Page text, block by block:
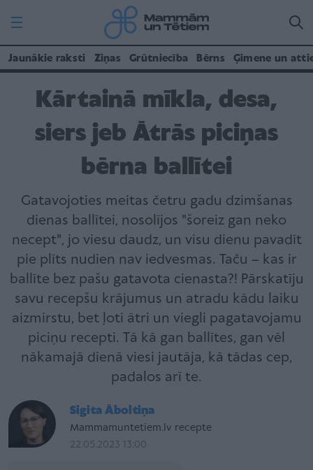
Jaunākie raksti Ziņas Grūtniecība Bērns Ģimene un
Kārtainā mīkla, desa,
siers jeb Ātrās piciņas
bērna ballītei
Gatavojoties meitas četru gadu dzimšanas
dienas ballītei, nosolījos "šoreiz gan neko
necept", jo viesu daudz, un visu dienu pavadīt
pie plīts nudien nav iedvesmas. Taču – kas ir
ballīte bez pašu gatavota cienasta?! Pārskatīju
savu recepšu krājumus un atradu kādu laiku
aizmirstu, bet ļoti ātri un viegli pagatavojamu
piciņu recepti. Tā kā gan ballītes, gan vēl
nākamajā dienā viesi jautāja, kā tādas cep,
padalos arī te.
Sigita Āboltiņa
Mammamuntetiem.lv recepte
22.05.2023 13:00